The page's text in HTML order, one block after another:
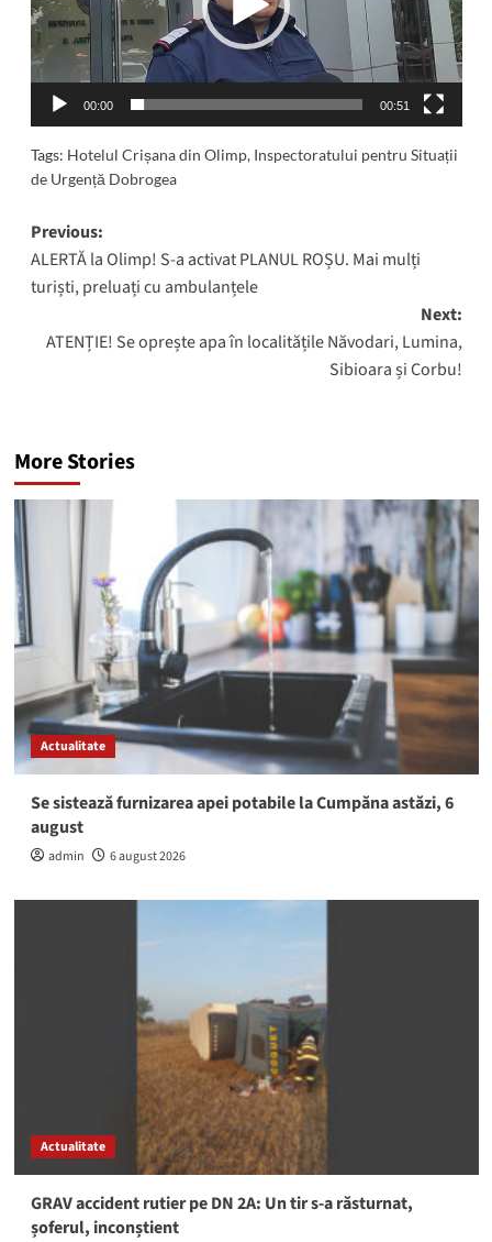
00:00 00:51
Tags: Hotelul Crișana din Olimp, Inspectoratului pentru Situații
de Urgență Dobrogea
Post
navigation
Previous:
ALERTĂ la Olimp! S-a activat PLANUL ROȘU. Mai mulți
turiști, preluați cu ambulanțele
Next:
ATENȚIE! Se oprește apa în localitățile Năvodari, Lumina,
Sibioara și Corbu!
More Stories
Actualitate
Se sistează furnizarea apei potabile la Cumpăna astăzi, 6
august
admin 6 august 2026
Actualitate
GRAV accident rutier pe DN 2A: Un tir s-a răsturnat,
șoferul, inconștient